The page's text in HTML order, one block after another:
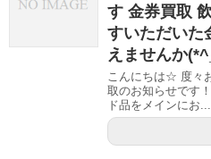
す 金券買取
すいただいた
えませんか
こんにちは☆ 度々
取のお知らせです
ド品をメインにお...